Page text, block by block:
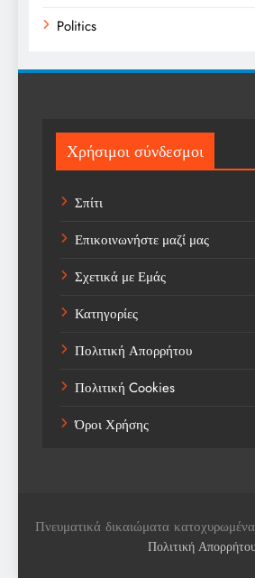
Politics
Sport
Sports
Technology
Trending
Weather
Αγορά
Αγορά Εργασίας
Αγροτικά Νέα
Αεροπορία
Χρήσιμοι σύνδεσμοι
Σπίτι
Επικοινωνήστε μαζί μας
Σχετικά με Εμάς
Κατηγορίες
Πολιτική Απορρήτου
Πολιτική Cookies
Όροι Χρήσης
Πνευματικά δικαιώματα
Πολιτική